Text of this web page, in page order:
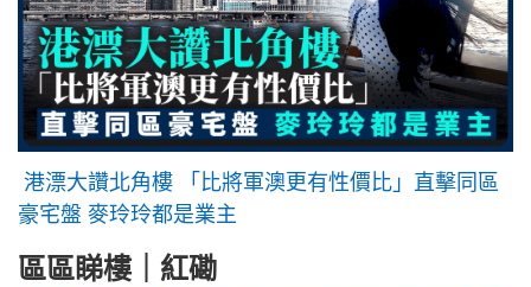
港漂大讚北角樓 「比將軍澳更有性價比」直擊同區
豪宅盤 麥玲玲都是業主
區區睇樓｜紅磡